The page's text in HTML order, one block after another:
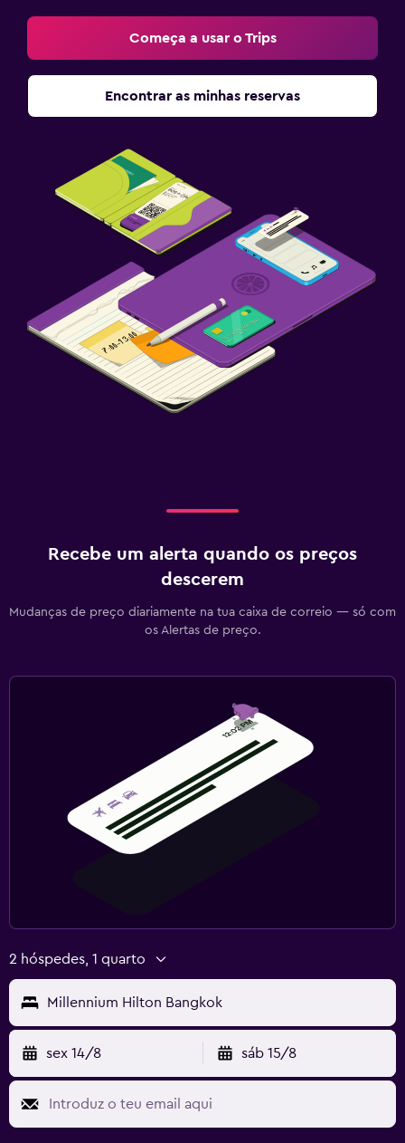
Começa a usar o Trips
Encontrar as minhas reservas
Recebe um alerta quando os preços
descerem
Mudanças de preço diariamente na tua caixa de correio — só com
os Alertas de preço.
2 hóspedes, 1 quarto
Millennium Hilton Bangkok
sex 14/8 sáb 15/8